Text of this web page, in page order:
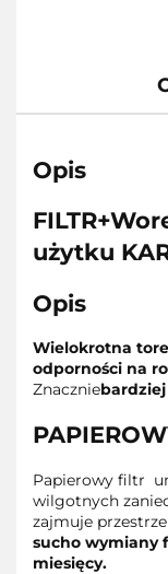
Opis
użytku
Opis
Wielokrotna
odporności na
Znacznie
Papierowy filtr
wilgotnych
zajmuje
sucho wymiany
miesięcy.